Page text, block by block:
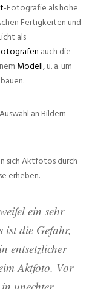
-Fotografie als hohe
Fertigkeiten und
als
auch die
Modell, u. a. um
an Bildern
sich Aktfotos durch
erheben.
ein sehr
ist die Gefahr,
entsetzlicher
Aktfoto. Vor